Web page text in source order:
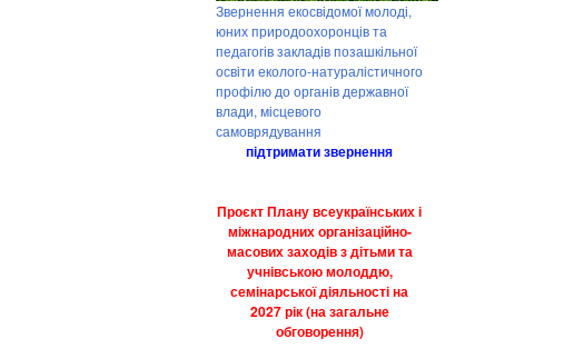
Звернення екосвідомої молоді,
юних природоохоронців та
педагогів закладів позашкільної
освіти еколого-натуралістичного
профілю до органів державної
влади, місцевого
самоврядування
підтримати звернення
Проєкт Плану всеукраїнських і
міжнародних організаційно-
масових заходів з дітьми та
учнівською молоддю,
семінарської діяльності на
2027 рік (на загальне
обговорення)